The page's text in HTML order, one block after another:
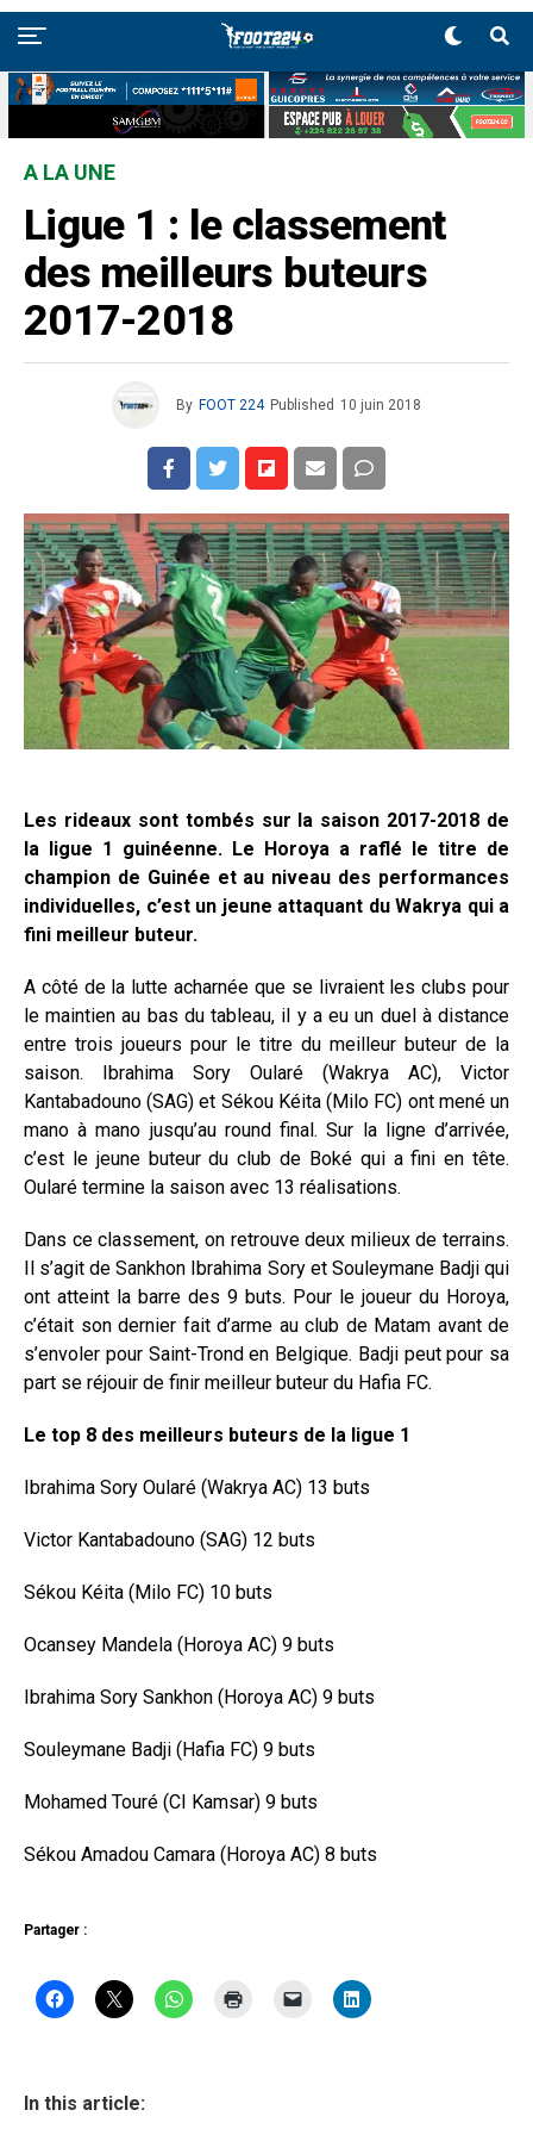
A LA UNE
Ligue 1 : le classement
des meilleurs buteurs
2017-2018
By FOOT 224 Published 10 juin 2018
Les rideaux sont tombés sur la saison 2017-2018 de
la ligue 1 guinéenne. Le Horoya a raflé le titre de
champion de Guinée et au niveau des performances
individuelles, c’est un jeune attaquant du Wakrya qui a
fini meilleur buteur.
A côté de la lutte acharnée que se livraient les clubs pour
le maintien au bas du tableau, il y a eu un duel à distance
entre trois joueurs pour le titre du meilleur buteur de la
saison. Ibrahima Sory Oularé (Wakrya AC), Victor
Kantabadouno (SAG) et Sékou Kéita (Milo FC) ont mené un
mano à mano jusqu’au round final. Sur la ligne d’arrivée,
c’est le jeune buteur du club de Boké qui a fini en tête.
Oularé termine la saison avec 13 réalisations.
Dans ce classement, on retrouve deux milieux de terrains.
Il s’agit de Sankhon Ibrahima Sory et Souleymane Badji qui
ont atteint la barre des 9 buts. Pour le joueur du Horoya,
c’était son dernier fait d’arme au club de Matam avant de
s’envoler pour Saint-Trond en Belgique. Badji peut pour sa
part se réjouir de finir meilleur buteur du Hafia FC.
Le top 8 des meilleurs buteurs de la ligue 1
Ibrahima Sory Oularé (Wakrya AC) 13 buts
Victor Kantabadouno (SAG) 12 buts
Sékou Kéita (Milo FC) 10 buts
Ocansey Mandela (Horoya AC) 9 buts
Ibrahima Sory Sankhon (Horoya AC) 9 buts
Souleymane Badji (Hafia FC) 9 buts
Mohamed Touré (CI Kamsar) 9 buts
Sékou Amadou Camara (Horoya AC) 8 buts
Partager :
In this article: